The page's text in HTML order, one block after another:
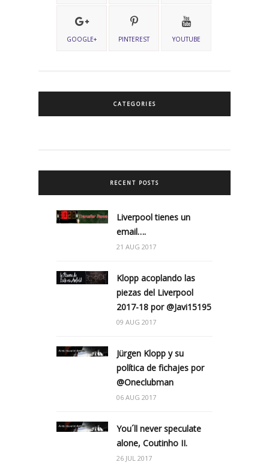
GOOGLE+ PINTEREST YOUTUBE
CATEGORIES
RECENT POSTS
Liverpool tienes un
email….
21 AUG 2017
Klopp acoplando las
piezas del Liverpool
2017-18 por @Javi15195
09 AUG 2017
Jürgen Klopp y su
política de fichajes por
@Oneclubman
06 AUG 2017
You´ll never speculate
alone, Coutinho II.
26 JUL 2017